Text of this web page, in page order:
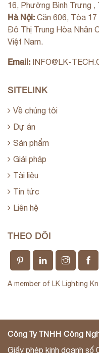
16, Phường Bình Trưng ,
Hà Nội: Căn 606, Tòa
Đô Thị Trung Hòa Nhân
Việt Nam.
Email: INFO@LK-
SITELINK
Về chúng tôi
Dự án
Sản phẩm
Giải pháp
Tài liệu
Tin tức
Liên hệ
THEO DÕI
A member of LK Lighting
Công Ty TNHH Công
Giấy phép kinh doanh